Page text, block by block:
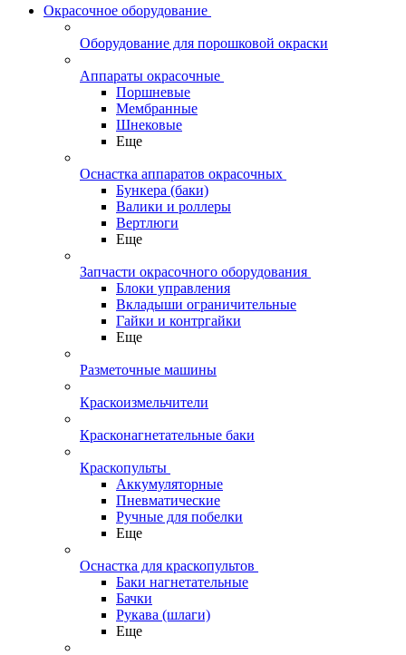
Окрасочное оборудование
Оборудование для порошковой окраски
Аппараты окрасочные
Поршневые
Мембранные
Шнековые
Еще
Оснастка аппаратов окрасочных
Бункера (баки)
Валики и роллеры
Вертлюги
Еще
Запчасти окрасочного оборудования
Блоки управления
Вкладыши ограничительные
Гайки и контргайки
Еще
Разметочные машины
Краскоизмельчители
Красконагнетательные баки
Краскопульты
Аккумуляторные
Пневматические
Ручные для побелки
Еще
Оснастка для краскопультов
Баки нагнетательные
Бачки
Рукава (шлаги)
Еще